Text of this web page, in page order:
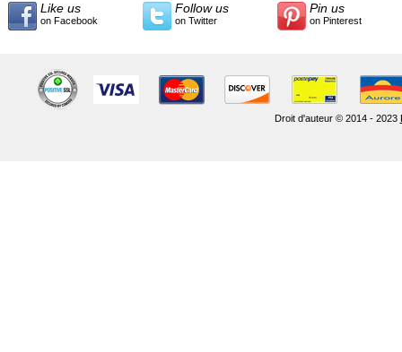
Like us
on Facebook
Follow us
on Twitter
Pin us
on Pinterest
Droit d'auteur © 2014 - 2023